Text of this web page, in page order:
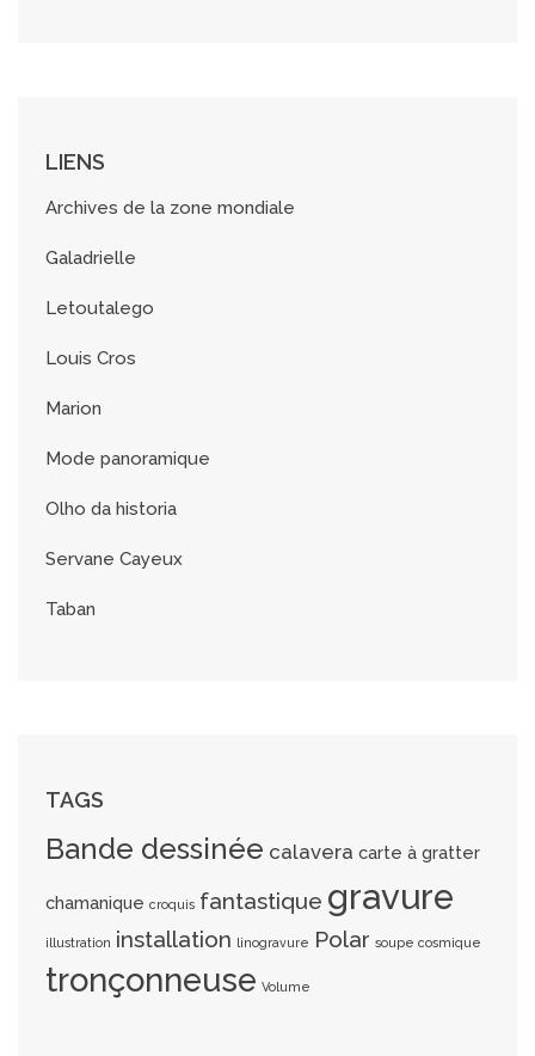
LIENS
Archives de la zone mondiale
Galadrielle
Letoutalego
Louis Cros
Marion
Mode panoramique
Olho da historia
Servane Cayeux
Taban
TAGS
Bande dessinée calavera carte à gratter
chamanique croquis fantastique gravure
illustration installation linogravure Polar soupe cosmique
tronçonneuse Volume